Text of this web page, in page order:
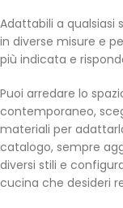
Adattabili a qualsiasi
in diverse misure e
più indicata e
Puoi arredare lo
contemporaneo,
materiali per
catalogo, sempre
diversi stili e
cucina che desideri